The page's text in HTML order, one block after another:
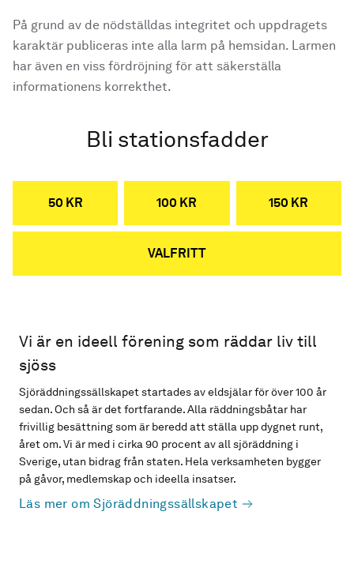
På grund av de nödställdas integritet och uppdragets
karaktär publiceras inte alla larm på hemsidan. Larmen
har även en viss fördröjning för att säkerställa
informationens korrekthet.
Bli stationsfadder
50 KR 100 KR 150 KR
VALFRITT
Vi är en ideell förening som räddar liv till
sjöss
Sjöräddningssällskapet startades av eldsjälar för över 100 år
sedan. Och så är det fortfarande. Alla räddningsbåtar har
frivillig besättning som är beredd att ställa upp dygnet runt,
året om. Vi är med i cirka 90 procent av all sjöräddning i
Sverige, utan bidrag från staten. Hela verksamheten bygger
på gåvor, medlemskap och ideella insatser.
Läs mer om Sjöräddningssällskapet